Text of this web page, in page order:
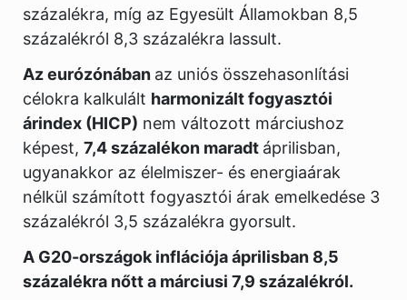
százalékra, míg az Egyesült Államokban 8,5
százalékról 8,3 százalékra lassult.
Az eurózónában az uniós összehasonlítási
célokra kalkulált harmonizált fogyasztói
árindex (HICP) nem változott márciushoz
képest, 7,4 százalékon maradt áprilisban,
ugyanakkor az élelmiszer- és energiaárak
nélkül számított fogyasztói árak emelkedése 3
százalékról 3,5 százalékra gyorsult.
A G20-országok inflációja áprilisban 8,5
százalékra nőtt a márciusi 7,9 százalékról.